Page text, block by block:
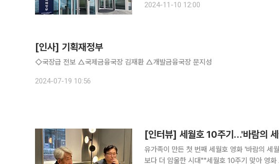
일 밝혔다. 협약에 따라 정부는 올해부터 3년 동
2024-11-10 12:00
[인사] 기획재정부
◇국장급 전보 △국제금융국장 김재환 △개발금융국장 문지성
2024-07-19 10:56
유가족이 만든 첫 번째 세월호 영화 '바람의
보다 더 암울한 시대""세월호 10주기 맞아 영화 보면서